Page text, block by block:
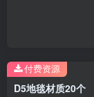
D5地毯材质20个
付费资源